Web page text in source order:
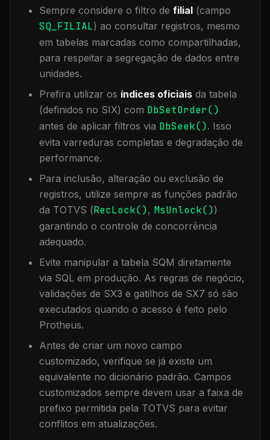
Sempre considere o filtro de filial (campo
SQ_FILIAL) ao consultar registros, mesmo
em tabelas marcadas como compartilhadas,
para respeitar a segregação de dados entre
unidades.
Prefira utilizar os índices oficiais da tabela
(definidos no SIX) com DbSetOrder()
antes de aplicar filtros via DbSeek(). Isso
evita varreduras completas e degradação de
performance.
Para inclusão, alteração ou exclusão de
registros, utilize sempre as funções padrão
da TOTVS (RecLock(), MsUnlock())
garantindo o controle de concorrência
adequado.
Evite manipular a tabela SQM diretamente
via SQL em produção. As regras de negócio,
validações de SX3 e gatilhos de SX7 só são
executados quando o acesso é feito pelo
Protheus.
Antes de criar um novo campo
customizado, verifique se já existe um
equivalente no dicionário padrão. Campos
customizados sempre devem usar a faixa de
prefixo permitida pela TOTVS para evitar
conflitos em atualizações.